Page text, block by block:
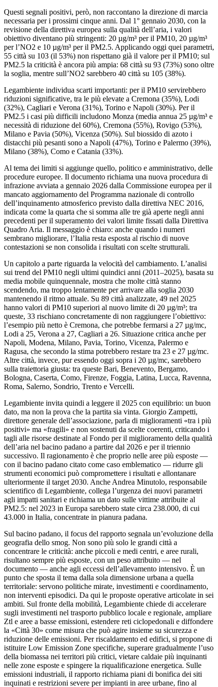
Questi segnali positivi, però, non raccontano la direzione di marcia
necessaria per i prossimi cinque anni. Dal 1° gennaio 2030, con la
revisione della direttiva europea sulla qualità dell’aria, i valori
obiettivo diventano più stringenti: 20 µg/m³ per il PM10, 20 µg/m³
per l’NO2 e 10 µg/m³ per il PM2.5. Applicando oggi quei parametri,
55 città su 103 (il 53%) non rispettano già il valore per il PM10; sul
PM2.5 la criticità è ancora più ampia: 68 città su 93 (73%) sono oltre
la soglia, mentre sull’NO2 sarebbero 40 città su 105 (38%).​
Legambiente individua scarti importanti: per il PM10 servirebbero
riduzioni significative, tra le più elevate a Cremona (35%), Lodi
(32%), Cagliari e Verona (31%), Torino e Napoli (30%). Per il
PM2.5 i casi più difficili includono Monza (media annua 25 µg/m³ e
necessità di riduzione del 60%), Cremona (55%), Rovigo (53%),
Milano e Pavia (50%), Vicenza (50%). Sul biossido di azoto i
distacchi più pesanti sono a Napoli (47%), Torino e Palermo (39%),
Milano (38%), Como e Catania (33%).​
Al tema dei limiti si aggiunge quello, politico e amministrativo, delle
procedure europee. Il documento richiama una nuova procedura di
infrazione avviata a gennaio 2026 dalla Commissione europea per il
mancato aggiornamento del Programma nazionale di controllo
dell’inquinamento atmosferico previsto dalla direttiva NEC 2016,
indicata come la quarta che si somma alle tre già aperte negli anni
precedenti per il superamento dei valori limite fissati dalla Direttiva
Quadro Aria. Il messaggio è chiaro: anche quando i numeri
sembrano migliorare, l’Italia resta esposta al rischio di nuove
contestazioni se non consolida i risultati con scelte strutturali.​
Un capitolo a parte riguarda la velocità del cambiamento. L’analisi
sui trend del PM10 negli ultimi quindici anni (2011–2025), basata su
media mobile quinquennale, mostra che molte città stanno
scendendo, ma troppo lentamente per arrivare alla soglia 2030
mantenendo il ritmo attuale. Su 89 città analizzate, 49 nel 2025
hanno valori di PM10 superiori al nuovo limite di 20 µg/m³; tra
queste, 33 rischiano concretamente di non raggiungere l’obiettivo:
l’esempio più netto è Cremona, che potrebbe fermarsi a 27 µg/mc,
Lodi a 25, Verona a 27, Cagliari a 26. Situazione critica anche per
Napoli, Modena, Milano, Pavia, Torino, Vicenza, Palermo e
Ragusa, che secondo la stima potrebbero restare tra 23 e 27 µg/mc.
Altre città, invece, pur essendo oggi sopra i 20 µg/mc, sarebbero
sulla traiettoria giusta: tra queste Bari, Benevento, Bergamo,
Bologna, Caserta, Como, Firenze, Foggia, Latina, Lucca, Ravenna,
Roma, Salerno, Sondrio, Trento e Vercelli.​
Legambiente invita quindi a leggere il 2025 con equilibrio: un buon
dato, ma non la prova che la partita sia vinta. Giorgio Zampetti,
direttore generale dell’associazione, parla di miglioramenti «tra i più
positivi» ma «fragili» e non sostenuti da scelte coerenti, criticando i
tagli alle risorse destinate al Fondo per il miglioramento della qualità
dell’aria nel bacino padano a partire dal 2026 e per il triennio
successivo. Il ragionamento è che proprio nelle aree più esposte —
con il bacino padano citato come caso emblematico — ridurre gli
strumenti economici può compromettere i risultati e allontanare
ulteriormente il target 2030. Anche Andrea Minutolo, responsabile
scientifico di Legambiente, collega l’urgenza dei nuovi parametri
agli impatti sanitari e richiama un dato sulle vittime attribuite al
PM2.5: nel 2023 in Europa sarebbero state circa 238.000, di cui
43.000 in Italia, concentrate in pianura padana.​
Sul bacino padano, il focus del rapporto segnala un’evoluzione della
geografia dello smog. Non sono più solo le grandi città a
concentrare le criticità: anche piccoli e medi centri, e aree rurali,
risultano sempre più esposte, con un peso attribuito — nel
documento — anche agli eccessi dell’allevamento intensivo. È un
punto che sposta il tema dalla sola dimensione urbana a quella
territoriale: servono politiche mirate, investimenti e coordinamento,
non interventi episodici. Da qui le proposte operative articolate in sei
ambiti. Sul fronte della mobilità, Legambiente chiede di accelerare
sugli investimenti nel trasporto pubblico locale e regionale, ampliare
Ztl e aree a basse emissioni, estendere reti ciclopedonali e diffondere
la «Città 30» come misura che può agire insieme su sicurezza e
riduzione delle emissioni. Per riscaldamento ed edifici, si propone di
istituire Low Emission Zone specifiche, superare gradualmente l’uso
della biomassa nei territori più critici, vietare caldaie più inquinanti
nelle zone esposte e spingere la riqualificazione energetica. Sulle
emissioni industriali, il rapporto richiama piani di bonifica dei siti
inquinati e restrizioni severe per impianti in aree urbane, fino al